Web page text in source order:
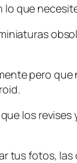
que
pero
los
tus fotos,